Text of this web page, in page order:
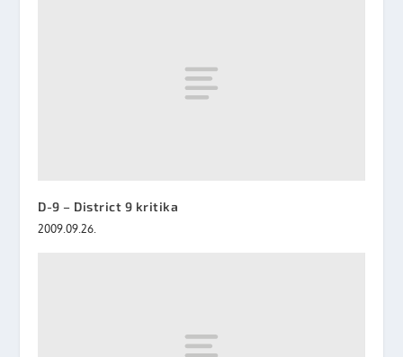
D-9 – District 9 kritika
2009.09.26.